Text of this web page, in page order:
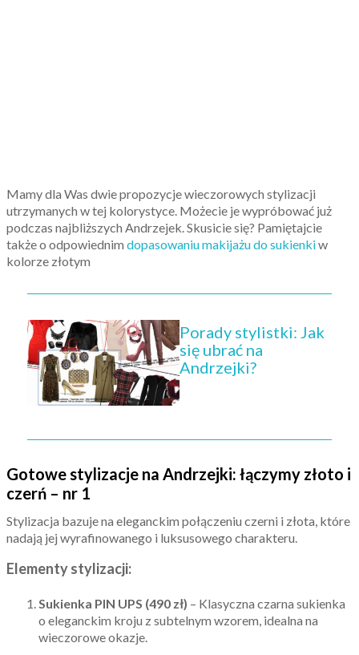
Mamy dla Was dwie propozycje wieczorowych stylizacji
utrzymanych w tej kolorystyce. Możecie je wypróbować już
podczas najbliższych Andrzejek. Skusicie się? Pamiętajcie
także o odpowiednim dopasowaniu makijażu do sukienkiw
kolorze złotym
Porady stylistki: Jak
się ubrać na
Andrzejki?
Gotowe stylizacje na Andrzejki: łączymy złoto i
czerń – nr 1
Stylizacja bazuje na eleganckim połączeniu czerni i złota, które
nadają jej wyrafinowanego i luksusowego charakteru.
Elementy stylizacji:
Sukienka PIN UPS (490 zł) – Klasyczna czarna sukienka
o eleganckim kroju z subtelnym wzorem, idealna na
wieczorowe okazje.